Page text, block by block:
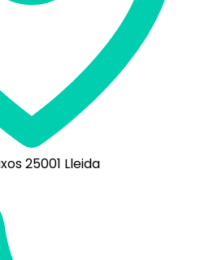
25001 Lleida